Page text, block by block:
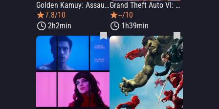
Golden Kamuy: Assault on Abashiri Prison
7.8/10
2h2min
Grand Theft Auto VI: An Extended Look
--/10
1h39min